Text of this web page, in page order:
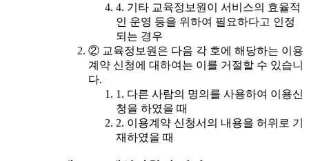
4. 기타 교육정보원이 서비스의 효율적
인 운영 등을 위하여 필요하다고 인정
되는 경우
② 교육정보원은 다음 각 호에 해당하는 이용
계약 신청에 대하여는 이를 거절할 수 있습니
다.
1. 다른 사람의 명의를 사용하여 이용신
청을 하였을 때
2. 이용계약 신청서의 내용을 허위로 기
재하였을 때